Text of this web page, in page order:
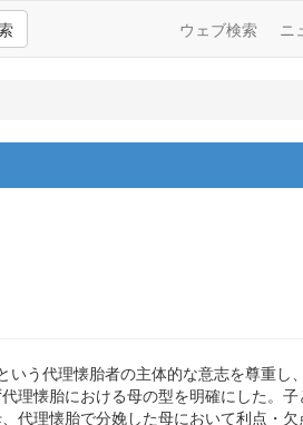
ウェブ検索 ニ
う代理懐胎者の主体的な意志を尊重し
理懐胎における母の型を明確にした。子
代理懐胎で分娩した母において利点・欠